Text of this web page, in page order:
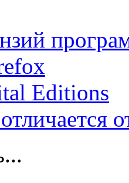
Editions